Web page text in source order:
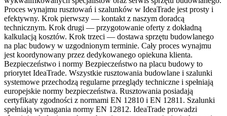
Proces wynajmu rusztowań i szalunków w IdeaTrade jest prosty i
efektywny. Krok pierwszy — kontakt z naszym doradcą
technicznym. Krok drugi — przygotowanie oferty z dokładną
kalkulacją kosztów. Krok trzeci — dostawa sprzętu budowlanego
na plac budowy w uzgodnionym terminie. Cały proces wynajmu
jest koordynowany przez dedykowanego opiekuna klienta.
Bezpieczeństwo i normy Bezpieczeństwo na placu budowy to
priorytet IdeaTrade. Wszystkie rusztowania budowlane i szalunki
systemowe przechodzą regularne przeglądy techniczne i spełniają
europejskie normy bezpieczeństwa. Rusztowania posiadają
certyfikaty zgodności z normami EN 12810 i EN 12811. Szalunki
spełniają wymagania normy EN 12812. IdeaTrade prowadzi